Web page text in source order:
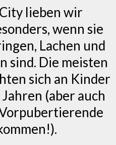
lieben wir
wenn sie
Lachen und
sind. Die meisten
sich an Kinder
(aber auch